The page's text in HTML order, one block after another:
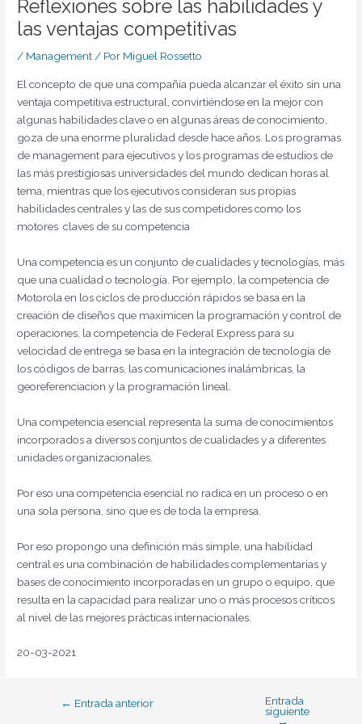
Reflexiones sobre las habilidades y
las ventajas competitivas
/ Management/ Por Miguel Rossetto
El concepto de que una compañía pueda alcanzar el éxito sin una
ventaja competitiva estructural, convirtiéndose en la mejor con
algunas habilidades clave o en algunas áreas de conocimiento,
goza de una enorme pluralidad desde hace años. Los programas
de management para ejecutivos y los programas de estudios de
las más prestigiosas universidades del mundo dedican horas al
tema, mientras que los ejecutivos consideran sus propias
habilidades centrales y las de sus competidores como los
motores claves de su competencia
Una competencia es un conjunto de cualidades y tecnologías, más
que una cualidad o tecnología. Por ejemplo, la competencia de
Motorola en los ciclos de producción rápidos se basa en la
creación de diseños que maximicen la programación y control de
operaciones, la competencia de Federal Express para su
velocidad de entrega se basa en la integración de tecnología de
los códigos de barras, las comunicaciones inalámbricas, la
georeferenciacion y la programación lineal.
Una competencia esencial representa la suma de conocimientos
incorporados a diversos conjuntos de cualidades y a diferentes
unidades organizacionales.
Por eso una competencia esencial no radica en un proceso o en
una sola persona, sino que es de toda la empresa.
Por eso propongo una definición más simple, una habilidad
central es una combinación de habilidades complementarias y
bases de conocimiento incorporadas en un grupo o equipo, que
resulta en la capacidad para realizar uno o más procesos críticos
al nivel de las mejores prácticas internacionales.
20-03-2021
← Entrada anterior
Entrada
siguiente